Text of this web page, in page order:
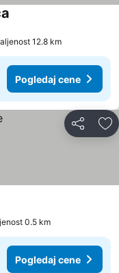
12.8 km
Pogledaj cene
Deli
0.5 km
Pogledaj cene